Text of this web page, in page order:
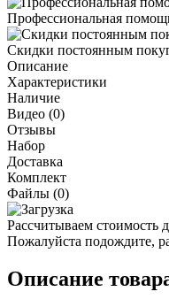
Профессиональная
Скидки постоянным
Описание
Характеристики
Наличие
Видео (0)
Отзывы
Набор
Доставка
Комплект
Файлы (0)
Рассчитываем стоимость
Пожалуйста подождите,
Описание